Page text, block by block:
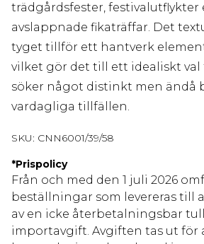
trädgårdsfester, festivalutflykter
avslappnade fikaträffar. Det
tyget tillför ett hantverk
vilket gör det till ett idealiskt val
söker något distinkt men ändå
vardagliga tillfällen.
SKU: CNN6001/39/58
*Prispolicy
Från och med den 1 juli 2026
beställningar som levereras till
av en icke återbetalningsbar
importavgift. Avgiften tas ut för